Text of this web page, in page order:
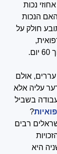
נכות
הנכות
חולק על
אולם
עליה אלא
בשביל
?
רבים
היא